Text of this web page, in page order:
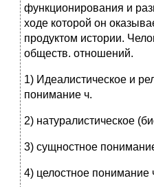
функционирования и
ходе которой он
продуктом истории.
обществ. отношений.
1) Идеалистическое и
понимание ч.
2) натуралистическое
3) сущностное
4) целостное понимание